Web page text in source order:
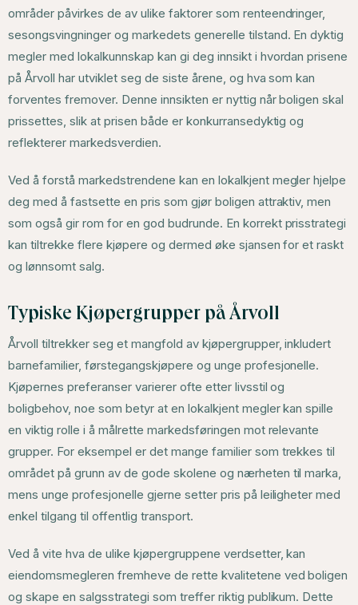
områder påvirkes de av ulike faktorer som renteendringer,
sesongsvingninger og markedets generelle tilstand. En dyktig
megler med lokalkunnskap kan gi deg innsikt i hvordan prisene
på Årvoll har utviklet seg de siste årene, og hva som kan
forventes fremover. Denne innsikten er nyttig når boligen skal
prissettes, slik at prisen både er konkurransedyktig og
reflekterer markedsverdien.
Ved å forstå markedstrendene kan en lokalkjent megler hjelpe
deg med å fastsette en pris som gjør boligen attraktiv, men
som også gir rom for en god budrunde. En korrekt prisstrategi
kan tiltrekke flere kjøpere og dermed øke sjansen for et raskt
og lønnsomt salg.
Typiske Kjøpergrupper på Årvoll
Årvoll tiltrekker seg et mangfold av kjøpergrupper, inkludert
barnefamilier, førstegangskjøpere og unge profesjonelle.
Kjøpernes preferanser varierer ofte etter livsstil og
boligbehov, noe som betyr at en lokalkjent megler kan spille
en viktig rolle i å målrette markedsføringen mot relevante
grupper. For eksempel er det mange familier som trekkes til
området på grunn av de gode skolene og nærheten til marka,
mens unge profesjonelle gjerne setter pris på leiligheter med
enkel tilgang til offentlig transport.
Ved å vite hva de ulike kjøpergruppene verdsetter, kan
eiendomsmegleren fremheve de rette kvalitetene ved boligen
og skape en salgsstrategi som treffer riktig publikum. Dette